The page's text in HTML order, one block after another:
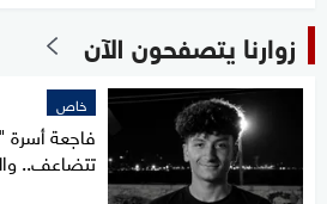
زوارنا يتصفحون الآن
خاص
فاجعة
تتضاعف..